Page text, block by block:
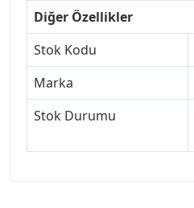
Diğer Özellikler
Stok Kodu
Marka
Stok Durumu